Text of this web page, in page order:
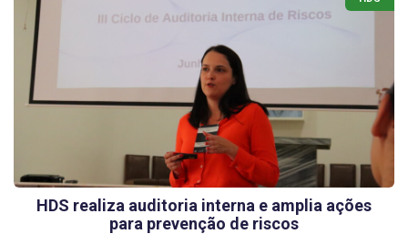
HDS realiza auditoria interna e amplia ações
para prevenção de riscos